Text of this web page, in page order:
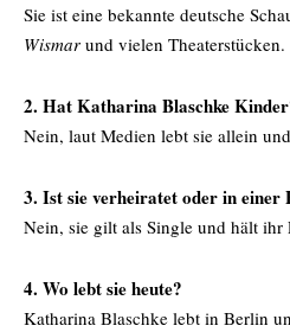
Sie ist eine bekannte deutsche
Wismar und vielen Theaterstücken.
2. Hat Katharina Blaschke
Nein, laut Medien lebt sie allein
3. Ist sie verheiratet oder in einer
Nein, sie gilt als Single und hält ihr
4. Wo lebt sie heute?
Katharina Blaschke lebt in Berlin